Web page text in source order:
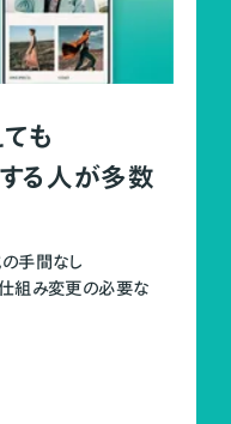
も
る人が多数
の手間なし
仕組み変更の必要な